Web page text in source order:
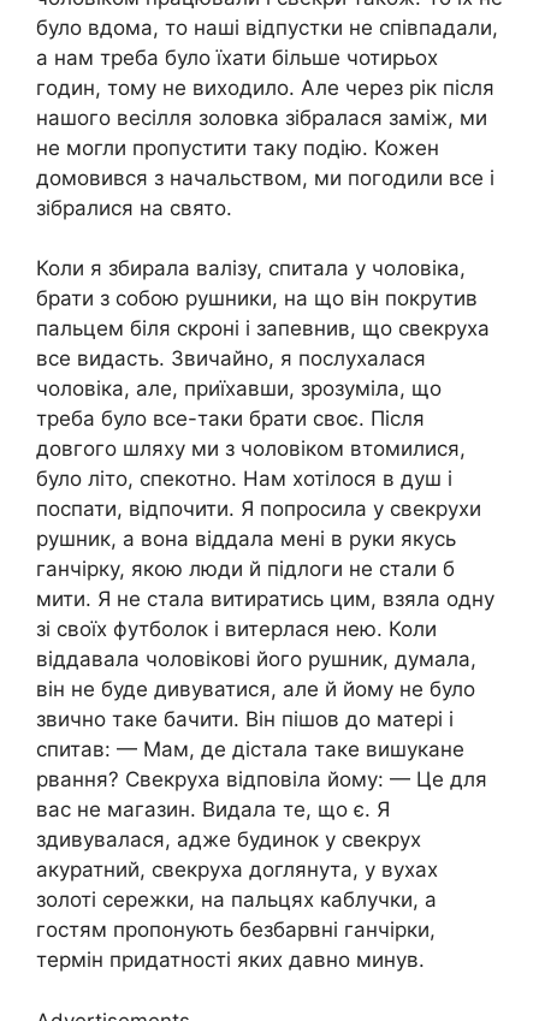
було вдома, то наші відпустки не співпадали,
а нам треба було їхати більше чотирьох
годин, тому не виходило. Але через рік після
нашого весілля золовка зібралася заміж, ми
не могли пропустити таку подію. Кожен
домовився з начальством, ми погодили все і
зібралися на свято.
Коли я збирала валізу, спитала у чоловіка,
брати з собою рушники, на що він покрутив
пальцем біля скроні і запевнив, що свекруха
все видасть. Звичайно, я послухалася
чоловіка, але, приїхавши, зрозуміла, що
треба було все-таки брати своє. Після
довгого шляху ми з чоловіком втомилися,
було літо, спекотно. Нам хотілося в душ і
поспати, відпочити. Я попросила у свекрухи
рушник, а вона віддала мені в руки якусь
ганчірку, якою люди й підлоги не стали б
мити. Я не стала витиратись цим, взяла одну
зі своїх футболок і витерлася нею. Коли
віддавала чоловікові його рушник, думала,
він не буде дивуватися, але й йому не було
звично таке бачити. Він пішов до матері і
спитав: — Мам, де дістала таке вишукане
рвання? Свекруха відповіла йому: — Це для
вас не магазин. Видала те, що є. Я
здивувалася, адже будинок у свекрух
акуратний, свекруха доглянута, у вухах
золоті сережки, на пальцях каблучки, а
гостям пропонують безбарвні ганчірки,
термін придатності яких давно минув.